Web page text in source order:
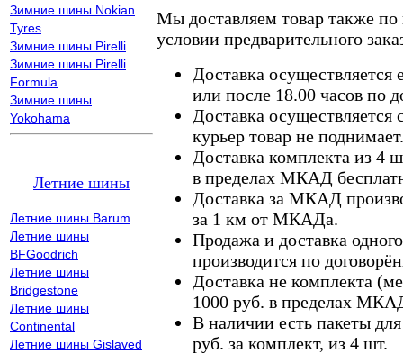
Зимние шины Nokian
Tyres
Зимние шины Pirelli
Зимние шины Pirelli
Formula
Зимние шины
Yokohama
Летние шины
Летние шины Barum
Летние шины
BFGoodrich
Летние шины
Bridgestone
Летние шины
Continental
Летние шины Gislaved
Мы доставляем товар также
условии предварительного
Доставка осуществляется
или после 18.00 часов по
Доставка осуществляется
курьер товар не поднимает.
Доставка комплекта из 4
в пределах МКАД
Доставка за МКАД
за 1 км от МКАДа.
Продажа и доставка
производится по
Доставка не комплекта
1000 руб. в пределах
В наличии есть пакеты
руб. за комплект, из 4 шт.